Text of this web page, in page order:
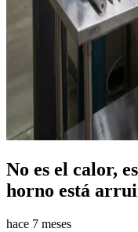
No es el calor,
horno está
hace 7 meses